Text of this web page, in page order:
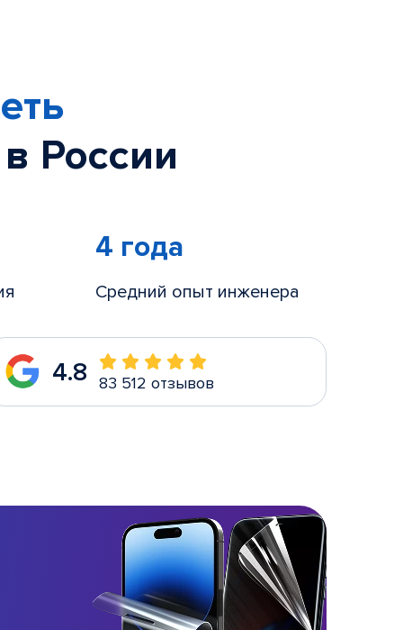
России
4 года
Средний опыт инженера
4.8 83 512 отзывов